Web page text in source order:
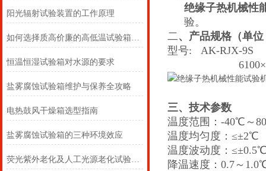
阳光辐射试验装置的工作原理
如何选择质高价廉的高低温试验箱之压缩机组识别方法
恒温恒湿试验箱对水源的要求
盐雾腐蚀试验箱维护与保养全攻略
电热鼓风干燥箱选型指南
盐雾腐蚀试验箱的三种环境效应
荧光紫外老化及人工光源老化试验箱中冷凝的形成
绝缘子热机械性
验。
二、产品规格（单
型号: AK-RJX-
三、技术参数
温度范围：-40℃～
温度均匀度：≤±2℃
温度波动度：
降温速度：0.7～